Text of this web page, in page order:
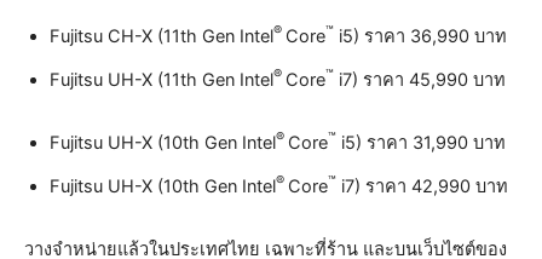
Fujitsu CH-X (11th Gen Intel® Core™ i5) ราคา 36,990 บาท
Fujitsu UH-X (11th Gen Intel® Core™ i7) ราคา 45,990 บาท
Fujitsu UH-X (10th Gen Intel® Core™ i5) ราคา 31,990 บาท
Fujitsu UH-X (10th Gen Intel® Core™ i7) ราคา 42,990 บาท
วางจำหน่ายแล้วในประเทศไทย เฉพาะที่ร้าน และบนเว็บไซต์ของ